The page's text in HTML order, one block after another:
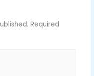
Required